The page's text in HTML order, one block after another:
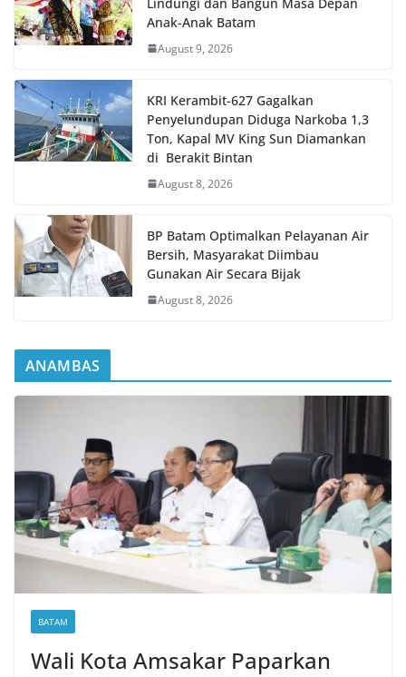
Anak-Anak Batam
August 9, 2026
KRI Kerambit-627 Gagalkan
Penyelundupan Diduga Narkoba 1,3
Ton, Kapal MV King Sun Diamankan
di Berakit Bintan
August 8, 2026
BP Batam Optimalkan Pelayanan Air
Bersih, Masyarakat Diimbau
Gunakan Air Secara Bijak
August 8, 2026
ANAMBAS
BATAM
Wali Kota Amsakar Paparkan